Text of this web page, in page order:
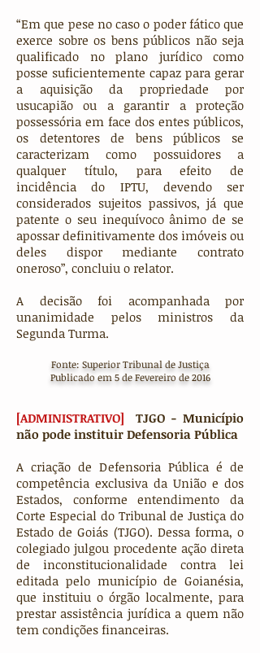
“Em que pese no caso o poder fático que
exerce sobre os bens públicos não seja
qualificado no plano jurídico como
posse suficientemente capaz para gerar
a aquisição da propriedade por
usucapião ou a garantir a proteção
possessória em face dos entes públicos,
os detentores de bens públicos se
caracterizam como possuidores a
qualquer título, para efeito de
incidência do IPTU, devendo ser
considerados sujeitos passivos, já que
patente o seu inequívoco ânimo de se
apossar definitivamente dos imóveis ou
deles dispor mediante contrato
oneroso”, concluiu o relator.
A decisão foi acompanhada por
unanimidade pelos ministros da
Segunda Turma.
Fonte: Superior Tribunal de Justiça
Publicado em 5 de Fevereiro de 2016
[ADMINISTRATIVO] TJGO - Município
não pode instituir Defensoria Pública
A criação de Defensoria Pública é de
competência exclusiva da União e dos
Estados, conforme entendimento da
Corte Especial do Tribunal de Justiça do
Estado de Goiás (TJGO). Dessa forma, o
colegiado julgou procedente ação direta
de inconstitucionalidade contra lei
editada pelo município de Goianésia,
que instituiu o órgão localmente, para
prestar assistência jurídica a quem não
tem condições financeiras.